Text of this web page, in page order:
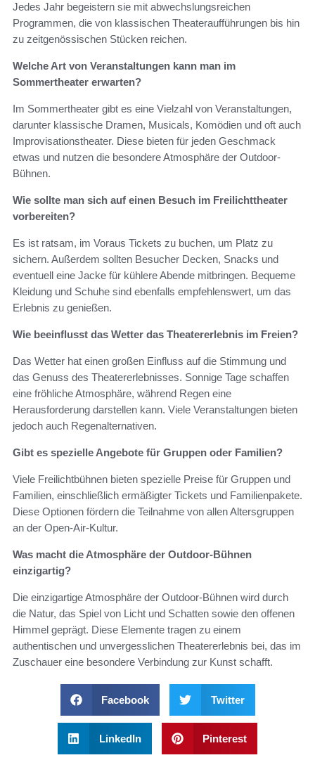
Jedes Jahr begeistern sie mit abwechslungsreichen
Programmen, die von klassischen Theateraufführungen bis hin
zu zeitgenössischen Stücken reichen.
Welche Art von Veranstaltungen kann man im
Sommertheater erwarten?
Im Sommertheater gibt es eine Vielzahl von Veranstaltungen,
darunter klassische Dramen, Musicals, Komödien und oft auch
Improvisationstheater. Diese bieten für jeden Geschmack
etwas und nutzen die besondere Atmosphäre der Outdoor-
Bühnen.
Wie sollte man sich auf einen Besuch im Freilichttheater
vorbereiten?
Es ist ratsam, im Voraus Tickets zu buchen, um Platz zu
sichern. Außerdem sollten Besucher Decken, Snacks und
eventuell eine Jacke für kühlere Abende mitbringen. Bequeme
Kleidung und Schuhe sind ebenfalls empfehlenswert, um das
Erlebnis zu genießen.
Wie beeinflusst das Wetter das Theatererlebnis im Freien?
Das Wetter hat einen großen Einfluss auf die Stimmung und
das Genuss des Theatererlebnisses. Sonnige Tage schaffen
eine fröhliche Atmosphäre, während Regen eine
Herausforderung darstellen kann. Viele Veranstaltungen bieten
jedoch auch Regenalternativen.
Gibt es spezielle Angebote für Gruppen oder Familien?
Viele Freilichtbühnen bieten spezielle Preise für Gruppen und
Familien, einschließlich ermäßigter Tickets und Familienpakete.
Diese Optionen fördern die Teilnahme von allen Altersgruppen
an der Open-Air-Kultur.
Was macht die Atmosphäre der Outdoor-Bühnen
einzigartig?
Die einzigartige Atmosphäre der Outdoor-Bühnen wird durch
die Natur, das Spiel von Licht und Schatten sowie den offenen
Himmel geprägt. Diese Elemente tragen zu einem
authentischen und unvergesslichen Theatererlebnis bei, das im
Zuschauer eine besondere Verbindung zur Kunst schafft.
Facebook Twitter
LinkedIn Pinterest